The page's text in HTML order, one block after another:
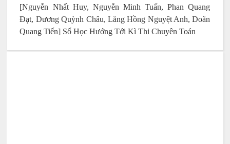
[Nguyễn Nhất Huy, Nguyễn Minh Tuấn, Phan Quang
Đạt, Dương Quỳnh Châu, Lăng Hồng Nguyệt Anh, Doãn
Quang Tiến] Số Học Hướng Tới Kì Thi Chuyên Toán